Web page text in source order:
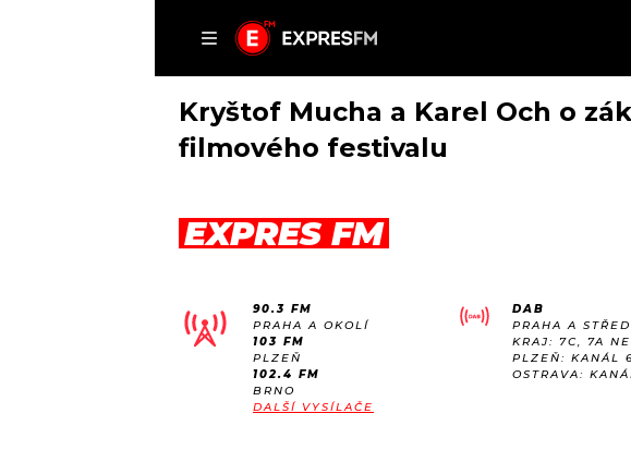
ČLÁNKY
HUDBA
ROZHOVORY
#NEBUDUDOMA
KALENDÁŘ
Kryštof Mucha a Karel Och o
filmového festivalu
EXPRES FM
90.3 FM
PRAHA A OKOLÍ
103 FM
PLZEŇ
102.4 FM
BRNO
DALŠÍ VYSÍLAČE
DAB
PRAHA A
KRAJ: 7C, 7A
PLZEŇ: KANÁL
OSTRAVA: